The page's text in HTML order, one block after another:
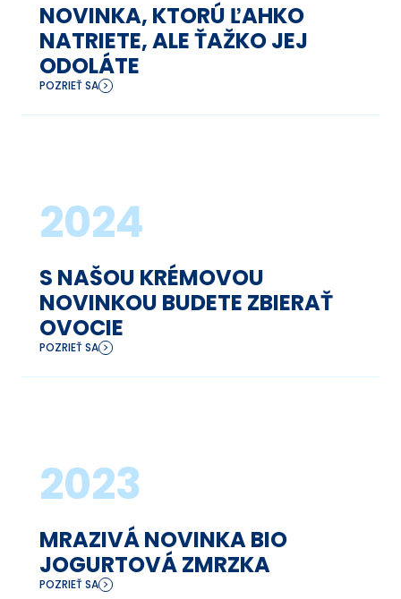
NOVINKA, KTORÚ ĽAHKO
NATRIETE, ALE ŤAŽKO JEJ
ODOLÁTE
POZRIEŤ SA
2024
S NAŠOU KRÉMOVOU
NOVINKOU BUDETE ZBIERAŤ
OVOCIE
POZRIEŤ SA
2023
MRAZIVÁ NOVINKA BIO
JOGURTOVÁ ZMRZKA
POZRIEŤ SA